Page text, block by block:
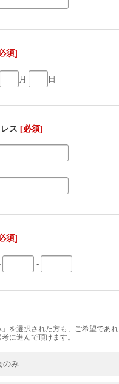
須]
月 日
ス [必須]
須]
-
」を選択された方も、ご希望であれ
に進んで頂けます。
のみ